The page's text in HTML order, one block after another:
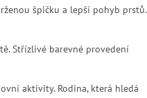
špičku a lepší pohyb prstů.
Střízlivé barevné provedení
aktivity. Rodina, která hledá